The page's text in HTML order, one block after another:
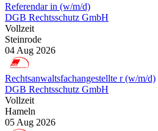
Referendar in (w/m/d)
DGB Rechtsschutz GmbH
Vollzeit
Steinrode
04 Aug 2026
Rechtsanwaltsfachangestellte r (w/m/d)
DGB Rechtsschutz GmbH
Vollzeit
Hameln
05 Aug 2026